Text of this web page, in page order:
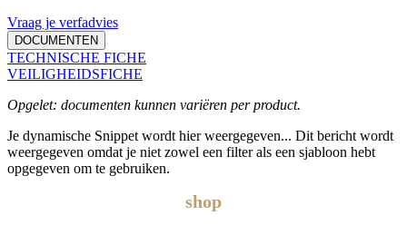
Vraag je verfadvies
DOCUMENTEN
TECHNISCHE FICHE
VEILIGHEIDSFICHE
Opgelet: documenten kunnen variëren per product.
Je dynamische Snippet wordt hier weergegeven... Dit bericht wordt
weergegeven omdat je niet zowel een filter als een sjabloon hebt
opgegeven om te gebruiken.
shop